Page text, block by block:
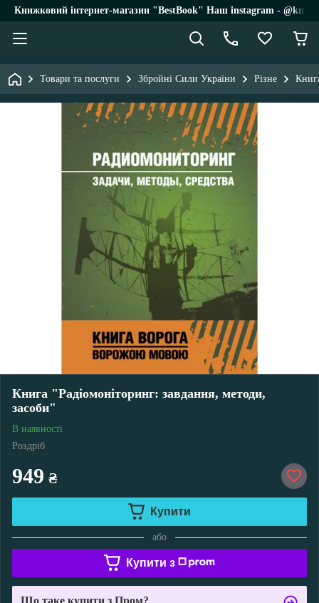
Книжковий інтернет-магазин "BestBook" Наш instagram -
Товари та послуги Збройні Сили України Різне
Книга "Радіомоніторинг: завдання, методи,
засоби"
В наявності
Роздріб
949 ₴
Купити
або
Купити з
Що таке купити з Пром?